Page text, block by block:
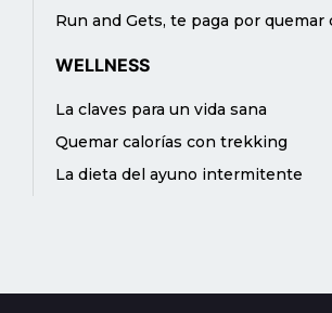
Run and Gets, te paga por quemar
WELLNESS
La claves para un vida sana
Quemar calorías con trekking
La dieta del ayuno intermitente